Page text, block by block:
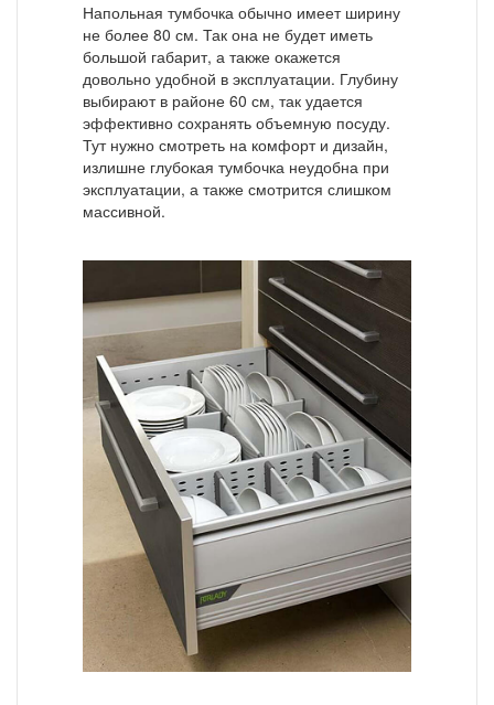
Напольная тумбочка обычно имеет ширину
не более 80 см. Так она не будет иметь
большой габарит, а также окажется
довольно удобной в эксплуатации. Глубину
выбирают в районе 60 см, так удается
эффективно сохранять объемную посуду.
Тут нужно смотреть на комфорт и дизайн,
излишне глубокая тумбочка неудобна при
эксплуатации, а также смотрится слишком
массивной.